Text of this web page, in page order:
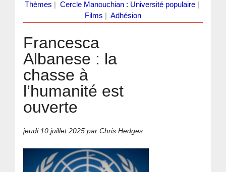
Thèmes
Cercle Manouchian : Université populaire
Films
Adhésion
Francesca
Albanese : la
chasse à
l’humanité est
ouverte
jeudi 10 juillet 2025 par Chris Hedges